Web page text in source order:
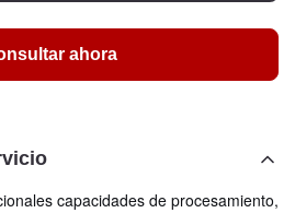
ahora
capacidades de procesamiento,